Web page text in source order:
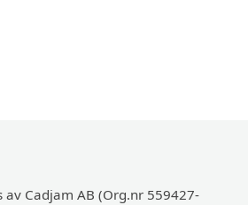
av Cadjam AB (Org.nr 559427-